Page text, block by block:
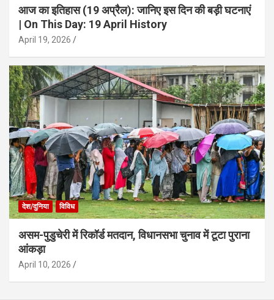
आज का इतिहास (19 अप्रैल): जानिए इस दिन की बड़ी घटनाएं
| On This Day: 19 April History
April 19, 2026
देश/दुनिया विविध
असम-पुडुचेरी में रिकॉर्ड मतदान, विधानसभा चुनाव में टूटा पुराना
आंकड़ा
April 10, 2026